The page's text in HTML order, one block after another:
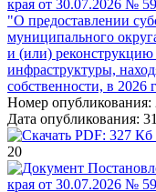
края от 30.07.2026 №
"О предоставлении
муниципального
и (или)
инфраструктуры,
собственности, в 2026
Номер опубликования:
Дата опубликования:
PDF: 327 Кб
20
края от 30.07.2026 №